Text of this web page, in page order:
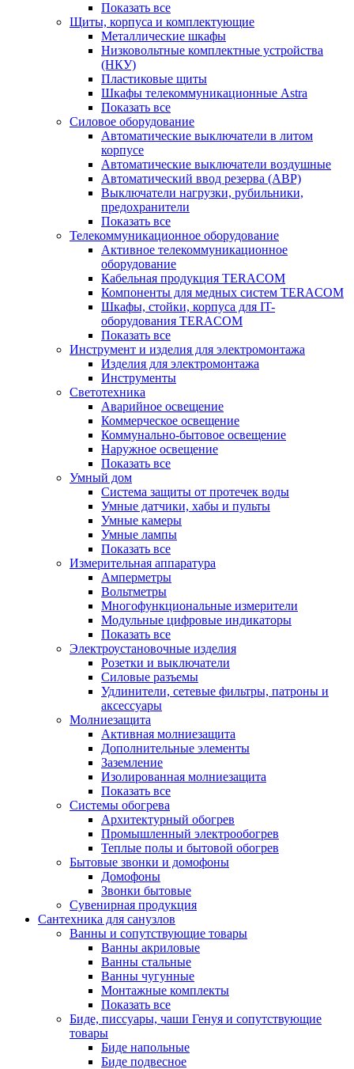
Показать все
Щиты, корпуса и комплектующие
Металлические шкафы
Низковольтные комплектные устройства
(НКУ)
Пластиковые щиты
Шкафы телекоммуникационные Astra
Показать все
Силовое оборудование
Автоматические выключатели в литом
корпусе
Автоматические выключатели воздушные
Автоматический ввод резерва (АВР)
Выключатели нагрузки, рубильники,
предохранители
Показать все
Телекоммуникационное оборудование
Активное телекоммуникационное
оборудование
Кабельная продукция TERACOM
Компоненты для медных систем TERACOM
Шкафы, стойки, корпуса для IT-
оборудования TERACOM
Показать все
Инструмент и изделия для электромонтажа
Изделия для электромонтажа
Инструменты
Светотехника
Аварийное освещение
Коммерческое освещение
Коммунально-бытовое освещение
Наружное освещение
Показать все
Умный дом
Система защиты от протечек воды
Умные датчики, хабы и пульты
Умные камеры
Умные лампы
Показать все
Измерительная аппаратура
Амперметры
Вольтметры
Многофункциональные измерители
Модульные цифровые индикаторы
Показать все
Электроустановочные изделия
Розетки и выключатели
Силовые разъемы
Удлинители, сетевые фильтры, патроны и
аксессуары
Молниезащита
Активная молниезащита
Дополнительные элементы
Заземление
Изолированная молниезащита
Показать все
Системы обогрева
Архитектурный обогрев
Промышленный электрообогрев
Теплые полы и бытовой обогрев
Бытовые звонки и домофоны
Домофоны
Звонки бытовые
Сувенирная продукция
Сантехника для санузлов
Ванны и сопутствующие товары
Ванны акриловые
Ванны стальные
Ванны чугунные
Монтажные комплекты
Показать все
Биде, писсуары, чаши Генуя и сопутствующие
товары
Биде напольные
Биде подвесное